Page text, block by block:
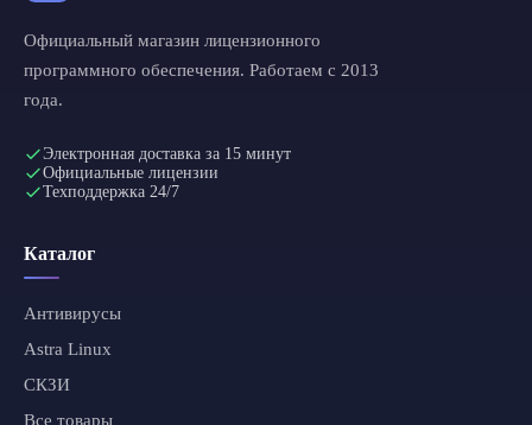
Официальный магазин лицензионного
программного обеспечения. Работаем с 2013
года.
Электронная доставка за 15 минут
Официальные лицензии
Техподдержка 24/7
Каталог
Антивирусы
Astra Linux
СКЗИ
Все товары